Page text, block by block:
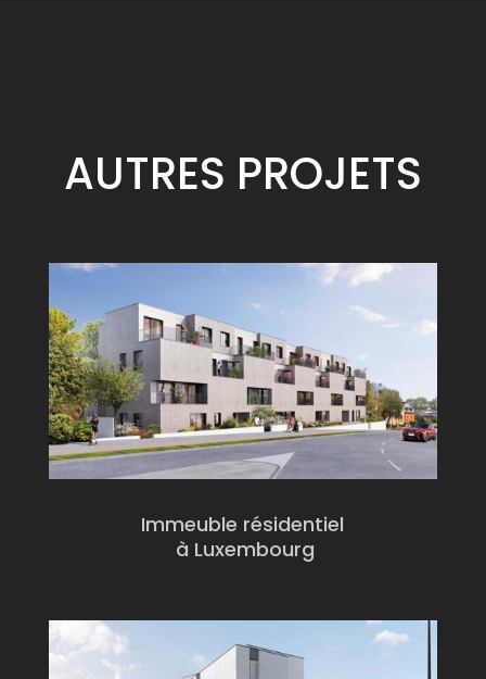
AUTRES PROJETS
Immeuble résidentiel
à Luxembourg